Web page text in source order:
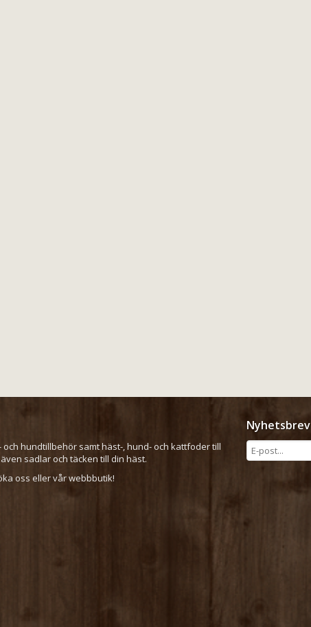
Nyhetsbrev
och hundtillbehör samt häst-, hund- och kattfoder till
sadlar och täcken till din häst.
oss eller vår webbbutik!